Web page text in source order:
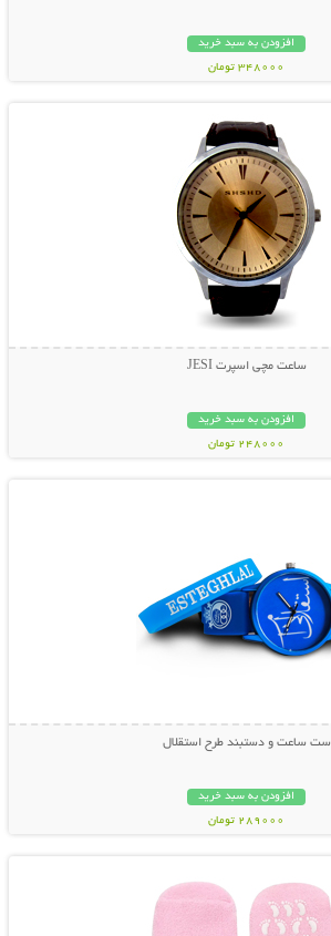
افزودن به سبد خرید
348000 تومان
ساعت مچی اسپرت JESI
افزودن به سبد خرید
248000 تومان
ست ساعت و دستبند طرح استقلال
افزودن به سبد خرید
289000 تومان